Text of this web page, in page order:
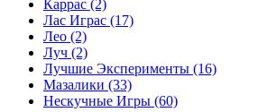
Каррас (2)
Лас Играс (17)
Лео (2)
Луч (2)
Лучшие Эксперименты (16)
Мазалики (33)
Нескучные Игры (60)